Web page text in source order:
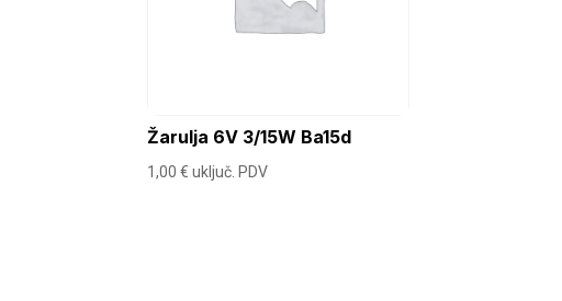
Žarulja 6V 3/15W Ba15d
1,00€ uključ. PDV